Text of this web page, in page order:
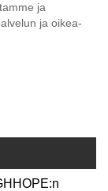
ja
ja oikea-